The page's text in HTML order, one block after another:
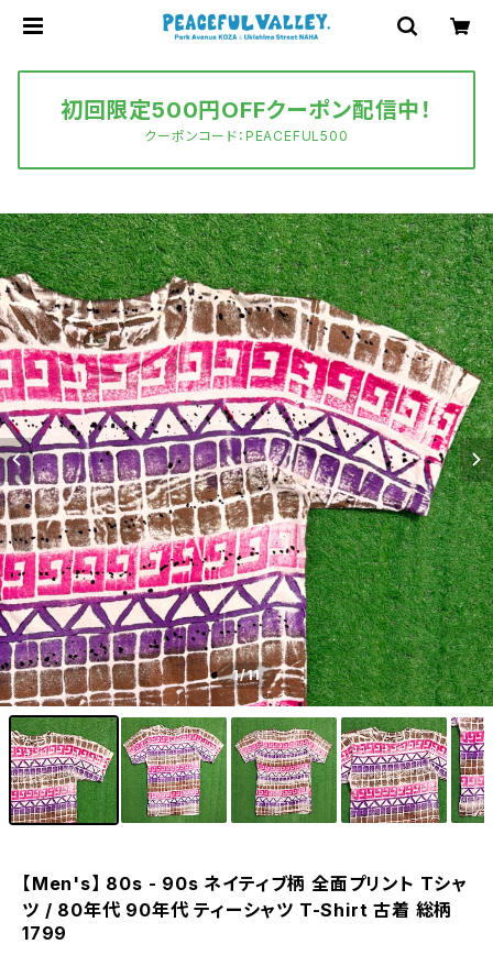
初回限定500円OFFクーポン配信中！
クーポンコード：PEACEFUL500
1/11
【Men's】 80s - 90s ネイティブ柄 全面プリント Tシャ
ツ / 80年代 90年代 ティーシャツ T-Shirt 古着 総柄
1799